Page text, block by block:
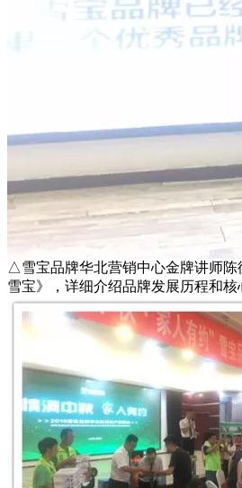
△雪宝品牌华北营销中心金牌讲师陈
雪宝》，详细介绍品牌发展历程和核